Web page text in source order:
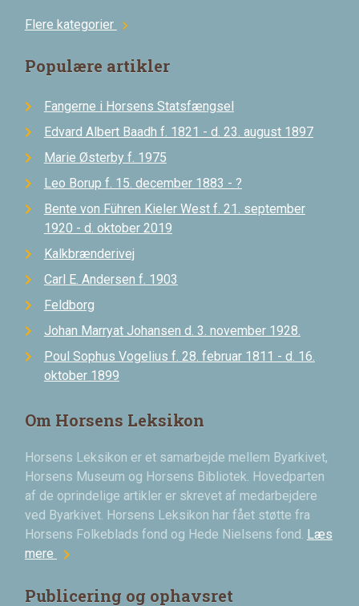
Flere kategorier chevron_right
Populære artikler
Fangerne i Horsens Statsfængsel
Edvard Albert Baadh f. 1821 - d. 23. august 1897
Marie Østerby f. 1975
Leo Borup f. 15. december 1883 - ?
Bente von Führen Kieler West f. 21. september
1920 - d. oktober 2019
Kalkbrænderivej
Carl E. Andersen f. 1903
Feldborg
Johan Marryat Johansen d. 3. november 1928.
Poul Sophus Vogelius f. 28. februar 1811 - d. 16.
oktober 1899
Om Horsens Leksikon
Horsens Leksikon er et samarbejde mellem Byarkivet,
Horsens Museum og Horsens Bibliotek. Hovedparten
af de oprindelige artikler er skrevet af medarbejdere
ved Byarkivet. Horsens Leksikon har fået støtte fra
Horsens Folkeblads fond og Hede Nielsens fond. Læs
mere chevron_right
Publicering og ophavsret